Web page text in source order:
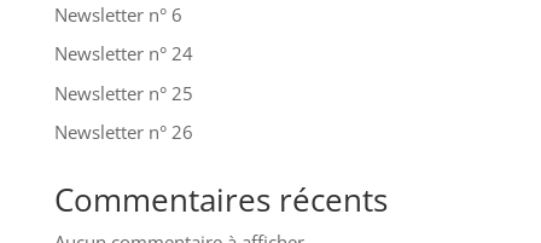
Newsletter n° 6
Newsletter n° 24
Newsletter n° 25
Newsletter n° 26
Commentaires récents